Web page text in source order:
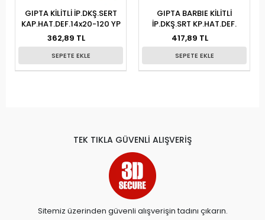
GIPTA KİLİTLİ İP.DKŞ.SERT
KAP.HAT.DEF.14x20-120 YP
362,89 TL
SEPETE EKLE
GIPTA BARBIE KİLİTLİ
İP.DKŞ.SRT KP.HAT.DEF.
417,89 TL
SEPETE EKLE
TEK TIKLA GÜVENLİ ALIŞVERİŞ
Sitemiz üzerinden güvenli alışverişin tadını çıkarın.